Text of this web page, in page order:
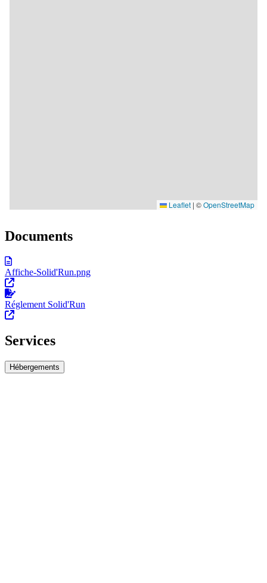
Documents
Affiche-Solid'Run.png
Réglement Solid'Run
Services
Hébergements